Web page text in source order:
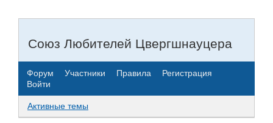
Союз Любителей Цвергшнауцера
Форум Участники Правила
Регистрация
Войти
Активные темы